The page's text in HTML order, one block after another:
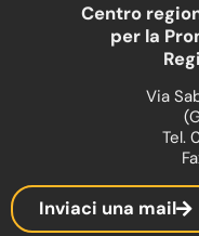
Centro
per la
Via
Tel.
Inviaci una mail